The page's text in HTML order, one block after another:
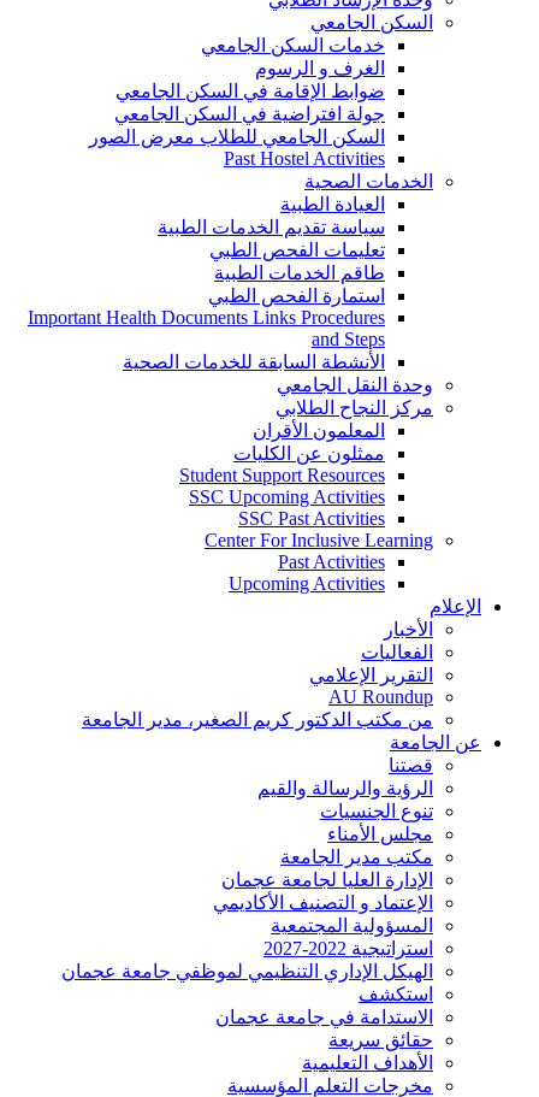
السكن الجامعي
خدمات السكن الجامعي
الغرف و الرسوم
ضوابط الإقامة في السكن الجامعي
جولة افتراضية في السكن الجامعي
السكن الجامعي للطلاب معرض الصور
Past Hostel Activities
الخدمات الصحية
العيادة الطبية
سياسة تقديم الخدمات الطبية
تعليمات الفحص الطبي
طاقم الخدمات الطبية
استمارة الفحص الطبي
Important Health Documents Links Procedures
and Steps
الأنشطة السابقة للخدمات الصحية
وحدة النقل الجامعي
مركز النجاح الطلابي
المعلمون الأقران
ممثلون عن الكليات
Student Support Resources
SSC Upcoming Activities
SSC Past Activities
Center For Inclusive Learning
Past Activities
Upcoming Activities
الإعلام
الأخبار
الفعاليات
التقرير الإعلامي
AU Roundup
من مكتب الدكتور كريم الصغير، مدير الجامعة
عن الجامعة
قصتنا
الرؤية والرسالة والقيم
تنوع الجنسيات
مجلس الأمناء
مكتب مدير الجامعة
الإدارة العليا لجامعة عجمان
الإعتماد و التصنيف الأكاديمي
المسؤولية المجتمعية
استراتيجية 2022-2027
الهيكل الإداري التنظيمي لموظفي جامعة عجمان
استكشف
الاستدامة في جامعة عجمان
حقائق سريعة
الأهداف التعليمية
مخرجات التعلم المؤسسية